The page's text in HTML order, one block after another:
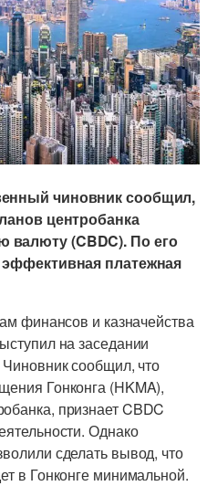
чиновник сообщил,
центробанка
(CBDC). По его
платежная
финансов и казначейства
на заседании
сообщил, что
Гонконга (HKMA),
признает CBDC
Однако
сделать вывод, что
в Гонконге минимальной.